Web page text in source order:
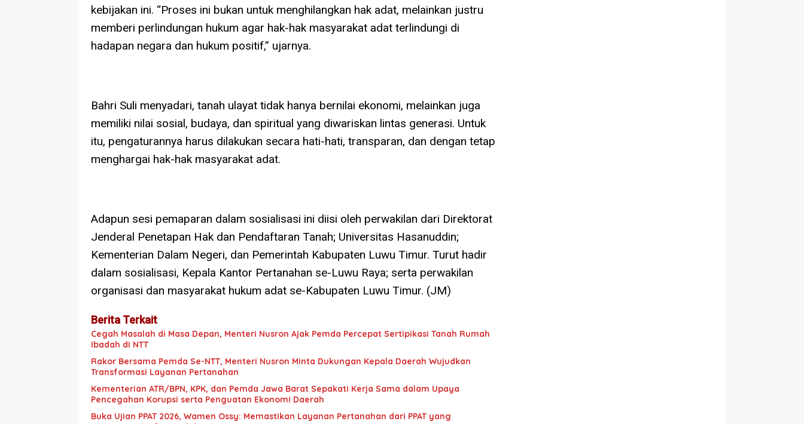
kebijakan ini. “Proses ini bukan untuk menghilangkan hak adat, melainkan justru
memberi perlindungan hukum agar hak-hak masyarakat adat terlindungi di
hadapan negara dan hukum positif,” ujarnya.
Bahri Suli menyadari, tanah ulayat tidak hanya bernilai ekonomi, melainkan juga
memiliki nilai sosial, budaya, dan spiritual yang diwariskan lintas generasi. Untuk
itu, pengaturannya harus dilakukan secara hati-hati, transparan, dan dengan tetap
menghargai hak-hak masyarakat adat.
Adapun sesi pemaparan dalam sosialisasi ini diisi oleh perwakilan dari Direktorat
Jenderal Penetapan Hak dan Pendaftaran Tanah; Universitas Hasanuddin;
Kementerian Dalam Negeri, dan Pemerintah Kabupaten Luwu Timur. Turut hadir
dalam sosialisasi, Kepala Kantor Pertanahan se-Luwu Raya; serta perwakilan
organisasi dan masyarakat hukum adat se-Kabupaten Luwu Timur. (JM)
Berita Terkait
Cegah Masalah di Masa Depan, Menteri Nusron Ajak Pemda Percepat Sertipikasi Tanah Rumah
Ibadah di NTT
Rakor Bersama Pemda Se-NTT, Menteri Nusron Minta Dukungan Kepala Daerah Wujudkan
Transformasi Layanan Pertanahan
Kementerian ATR/BPN, KPK, dan Pemda Jawa Barat Sepakati Kerja Sama dalam Upaya
Pencegahan Korupsi serta Penguatan Ekonomi Daerah
Buka Ujian PPAT 2026, Wamen Ossy: Memastikan Layanan Pertanahan dari PPAT yang